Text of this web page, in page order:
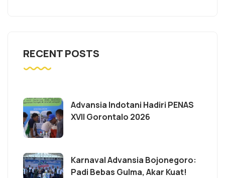
RECENT POSTS
Advansia Indotani Hadiri PENAS
XVII Gorontalo 2026
Karnaval Advansia Bojonegoro:
Padi Bebas Gulma, Akar Kuat!